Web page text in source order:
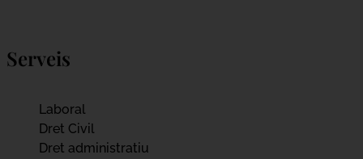
Serveis
Laboral
Dret Civil
Dret administratiu